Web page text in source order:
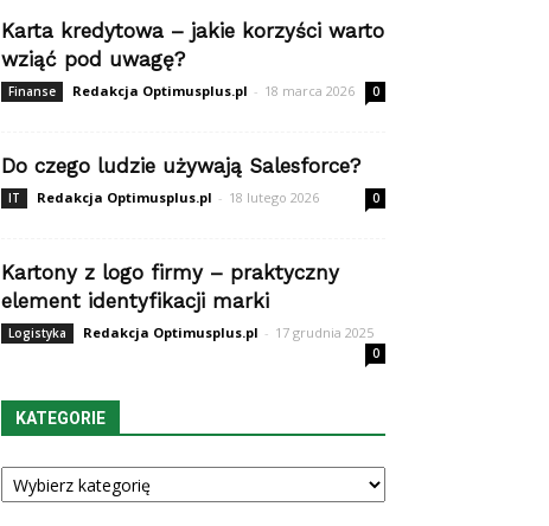
Karta kredytowa – jakie korzyści warto
wziąć pod uwagę?
Finanse Redakcja Optimusplus.pl - 18 marca 2026 0
Do czego ludzie używają Salesforce?
IT Redakcja Optimusplus.pl - 18 lutego 2026 0
Kartony z logo firmy – praktyczny
element identyfikacji marki
Logistyka Redakcja Optimusplus.pl - 17 grudnia 2025
0
KATEGORIE
Kategorie